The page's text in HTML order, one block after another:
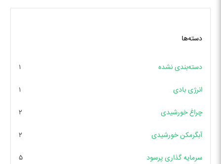
دسته‌ها
دسته‌بندی نشده ۱
انرژی بادی ۱
چراغ خورشیدی ۲
آبگرمکن خورشیدی ۲
سرمایه گذاری پرسود ۵